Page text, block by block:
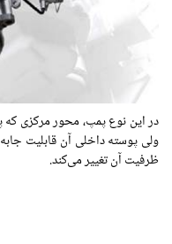
در این نوع پمپ، محور مرکزی
ولی پوسته داخلی آن قابلیت
ظرفیت آن تغییر می‌کند.